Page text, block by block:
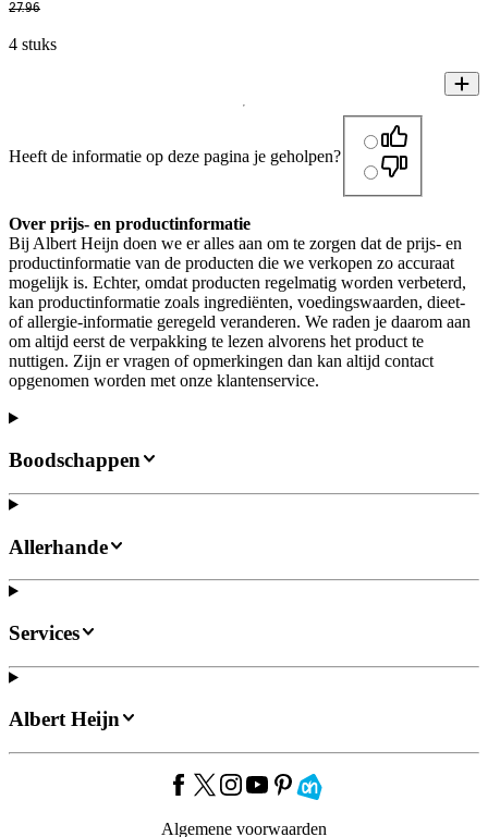
27.96
4 stuks
Heeft de informatie op deze pagina je geholpen?
Over prijs- en productinformatie
Bij Albert Heijn doen we er alles aan om te zorgen dat de prijs- en
productinformatie van de producten die we verkopen zo accuraat
mogelijk is. Echter, omdat producten regelmatig worden verbeterd,
kan productinformatie zoals ingrediënten, voedingswaarden, dieet-
of allergie-informatie geregeld veranderen. We raden je daarom aan
om altijd eerst de verpakking te lezen alvorens het product te
nuttigen. Zijn er vragen of opmerkingen dan kan altijd contact
opgenomen worden met onze klantenservice.
Boodschappen
Allerhande
Services
Albert Heijn
Algemene voorwaarden